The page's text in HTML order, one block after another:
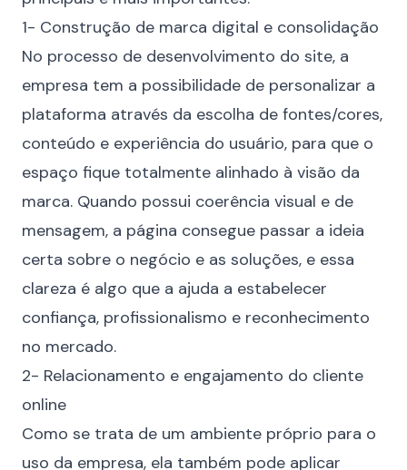
1- Construção de marca digital e consolidação
No processo de desenvolvimento do site, a
empresa tem a possibilidade de personalizar a
plataforma através da escolha de fontes/cores,
conteúdo e experiência do usuário, para que o
espaço fique totalmente alinhado à visão da
marca. Quando possui coerência visual e de
mensagem, a página consegue passar a ideia
certa sobre o negócio e as soluções, e essa
clareza é algo que a ajuda a estabelecer
confiança, profissionalismo e reconhecimento
no mercado.
2- Relacionamento e engajamento do cliente
online
Como se trata de um ambiente próprio para o
uso da empresa, ela também pode aplicar